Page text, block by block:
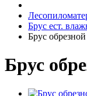
Брус ест.
Брус
Брус